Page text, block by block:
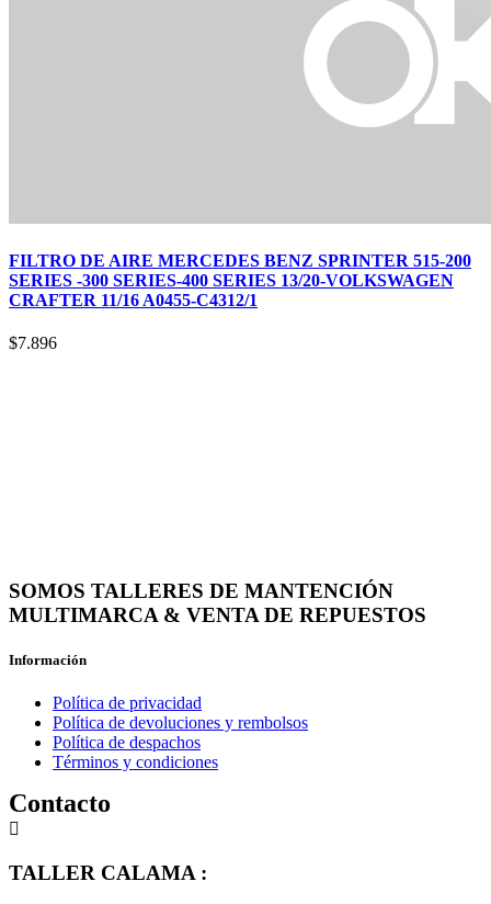
FILTRO DE AIRE MERCEDES BENZ SPRINTER 515-200
SERIES -300 SERIES-400 SERIES 13/20-VOLKSWAGEN
CRAFTER 11/16 A0455-C4312/1
$7.896
SOMOS TALLERES DE MANTENCIÓN
MULTIMARCA & VENTA DE REPUESTOS
Información
Política de privacidad
Política de devoluciones y rembolsos
Política de despachos
Términos y condiciones
Contacto
TALLER CALAMA :